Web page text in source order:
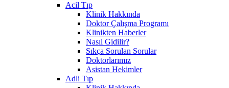
Acil Tıp
Klinik Hakkında
Doktor Çalışma Programı
Klinikten Haberler
Nasıl Gidilir?
Sıkça Sorulan Sorular
Doktorlarımız
Asistan Hekimler
Adli Tıp